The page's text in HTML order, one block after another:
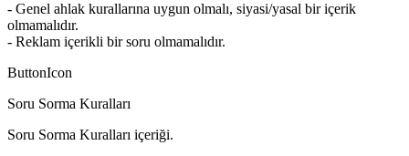
- Genel ahlak kurallarına uygun olmalı, siyasi/yasal bir içerik
olmamalıdır.
- Reklam içerikli bir soru olmamalıdır.
ButtonIcon
Soru Sorma Kuralları
Soru Sorma Kuralları içeriği.